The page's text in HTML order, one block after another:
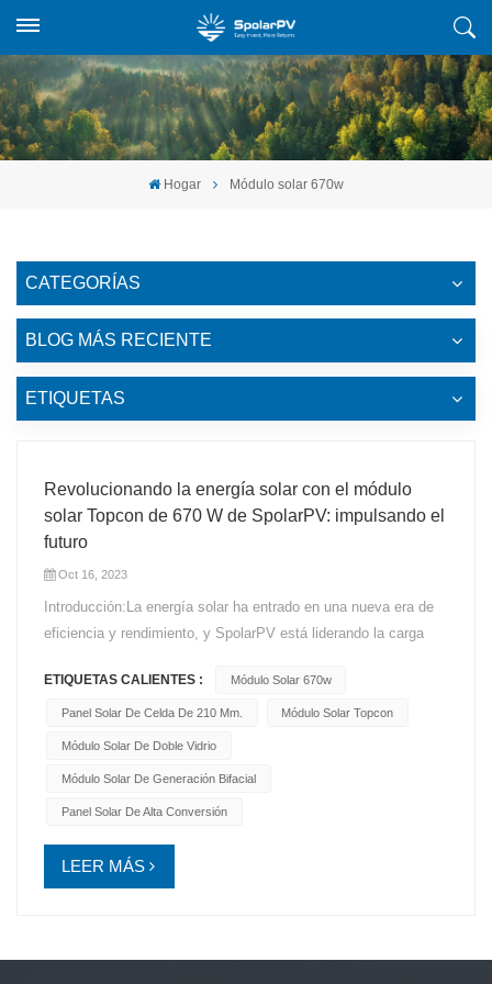
Hogar Módulo solar 670w
CATEGORÍAS
BLOG MÁS RECIENTE
ETIQUETAS
Revolucionando la energía solar con el módulo
solar Topcon de 670 W de SpolarPV: impulsando el
futuro
Oct 16, 2023
Introducción:La energía solar ha entrado en una nueva era de
eficiencia y rendimiento, y SpolarPV está liderando la carga
de potencia de 655W a 680W y un tamaño de celda de 210
mm, este módulo solar representa un gran paso adelante en la
tecnología de energía renovable. Generación de energía
tecnología avanzada de Topcon, logra una producción de
energía líder en la industria. Este módulo es la elección
perfecta para proyectos residenciales y comerciales que
ETIQUETAS CALIENTES : Módulo Solar 670w
Panel Solar De Celda De 210 Mm. Módulo Solar Topcon
Módulo Solar De Doble Vidrio
Módulo Solar De Generación Bifacial
Panel Solar De Alta Conversión
LEER MÁS